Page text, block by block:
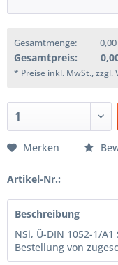
Gesamtmenge: 0,00
Gesamtpreis:
* Preise inkl. MwSt., zzgl.
Merken
Artikel-Nr.:
Beschreibung
NSi, Ü-DIN 1052-1/
Bestellung von